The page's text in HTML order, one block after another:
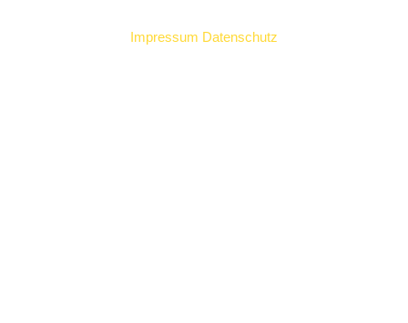
Impressum Datenschutz